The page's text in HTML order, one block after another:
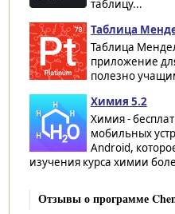
таблицу...
Таблица
Таблица
приложение
полезно
Химия 5.2
Химия -
мобильных
Android,
изучения курса химии
Отзывы о программе